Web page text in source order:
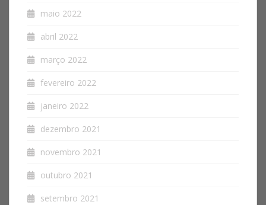
maio 2022
abril 2022
março 2022
fevereiro 2022
janeiro 2022
dezembro 2021
novembro 2021
outubro 2021
setembro 2021